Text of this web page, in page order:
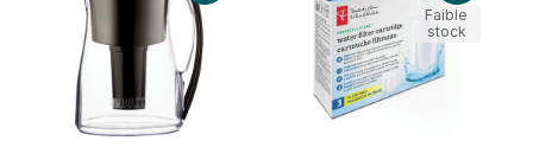
Faible
stock